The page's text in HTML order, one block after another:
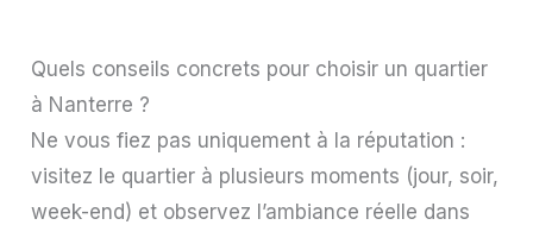
Quels conseils concrets pour choisir un quartier
à Nanterre ?
Ne vous fiez pas uniquement à la réputation :
visitez le quartier à plusieurs moments (jour, soir,
week-end) et observez l’ambiance réelle dans